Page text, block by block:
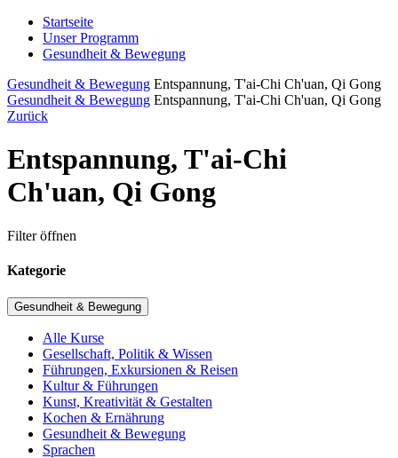
Startseite
Unser Programm
Gesundheit & Bewegung
Gesundheit & Bewegung Entspannung, T'ai-Chi Ch'uan, Qi Gong
Gesundheit & Bewegung Entspannung, T'ai-Chi Ch'uan, Qi Gong
Zurück
Entspannung, T'ai-Chi
Ch'uan, Qi Gong
Filter öffnen
Kategorie
Gesundheit & Bewegung
Alle Kurse
Gesellschaft, Politik & Wissen
Führungen, Exkursionen & Reisen
Kultur & Führungen
Kunst, Kreativität & Gestalten
Kochen & Ernährung
Gesundheit & Bewegung
Sprachen